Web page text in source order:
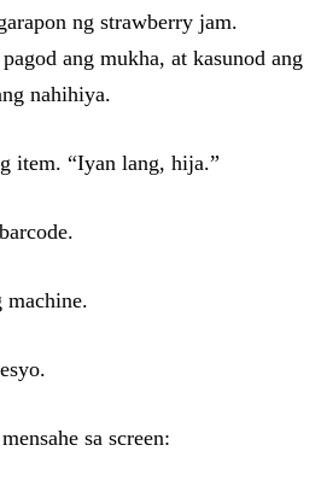
ng strawberry jam.
ang mukha, at kasunod ang
nahihiya.
item. “Iyan lang, hija.”
machine.
sa screen: